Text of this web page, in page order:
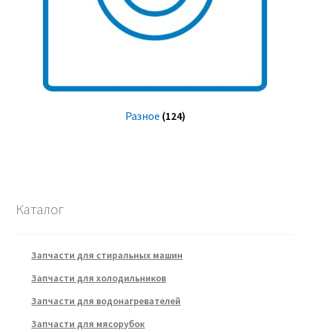
Разное (124)
Каталог
Запчасти для стиральных машин
Запчасти для холодильников
Запчасти для водонагревателей
Запчасти для мясорубок